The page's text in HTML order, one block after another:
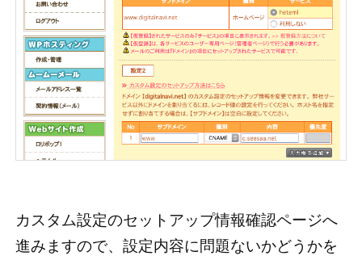
カスタム設定のセットアップ情報確認ページへ
進みますので、設定内容に問題ないかどうかを